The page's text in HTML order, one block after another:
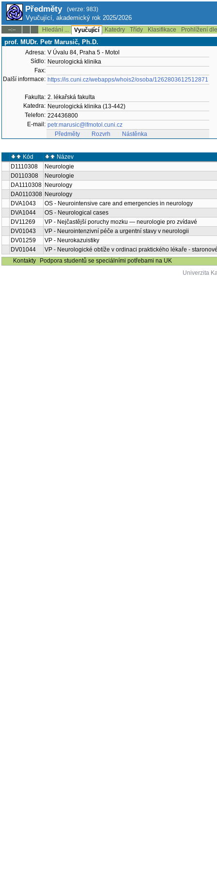
Předměty (verze: 983)
Vyučující, akademický rok 2025/2026
--:-- Hledání ... Vyučující Katedry Třídy Klasifikace Prohlížení
prof. MUDr. Petr Marusič, Ph.D.
Adresa: V Úvalu 84, Praha 5 - Motol
Sídlo: Neurologická klinika
Fax:
Další informace: https://is.cuni.cz/webapps/whois2/osoba/1262803612512871
Fakulta: 2. lékařská fakulta
Katedra: Neurologická klinika (13-442)
Telefon: 224436800
E-mail: petr.marusic@lfmotol.cuni.cz
Předměty
Rozvrh Nástěnka
Kód
Název
D1110308
Neurologie
D0110308
Neurologie
DA1110308 Neurology
DA0110308 Neurology
DVA1043
OS - Neurointensive care and emergencies in neurology
DVA1044
OS - Neurological cases
DV11269
VP - Nejčastější poruchy mozku — neurologie pro zvídavé
DV01043
VP - Neurointenzivní péče a urgentní stavy v neurologii
DV01259
VP - Neurokazuistiky
DV01044
VP - Neurologické obtíže v ordinaci praktického lékaře -
Kontakty
Podpora studentů se speciálními potřebami na UK
Univerzita